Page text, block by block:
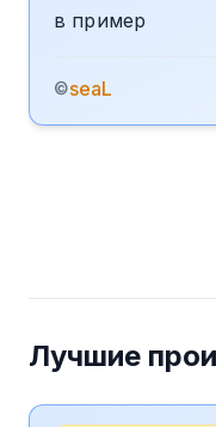
в пример
©seaL
Лучшие